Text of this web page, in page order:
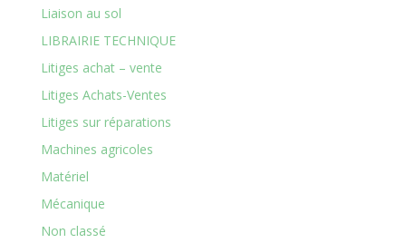
Liaison au sol
LIBRAIRIE TECHNIQUE
Litiges achat – vente
Litiges Achats-Ventes
Litiges sur réparations
Machines agricoles
Matériel
Mécanique
Non classé